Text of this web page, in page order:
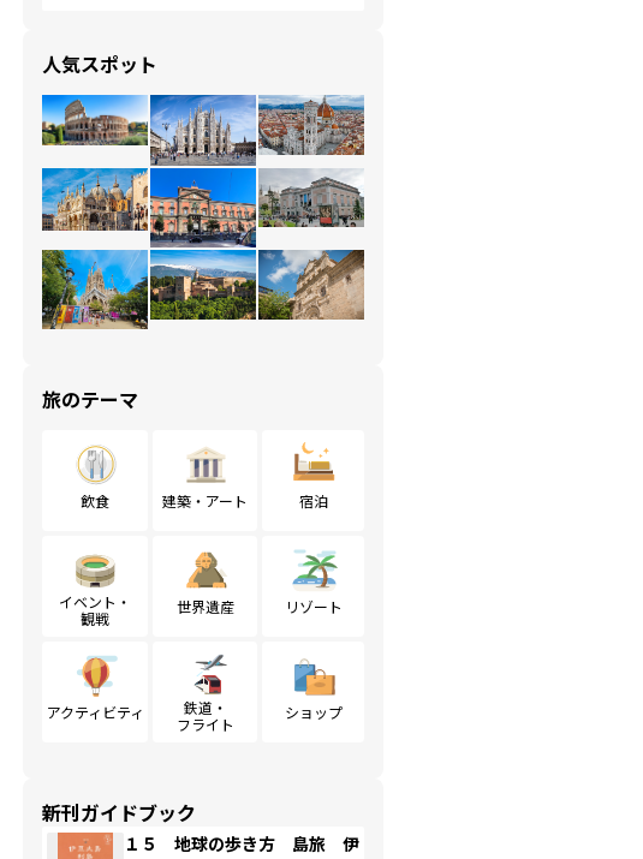
人気スポット
旅のテーマ
飲食 建築・アート 宿泊
イベント・
観戦
世界遺産 リゾート
アクティビティ
鉄道・
フライト
ショップ
新刊ガイドブック
１５ 地球の歩き方 島旅 伊